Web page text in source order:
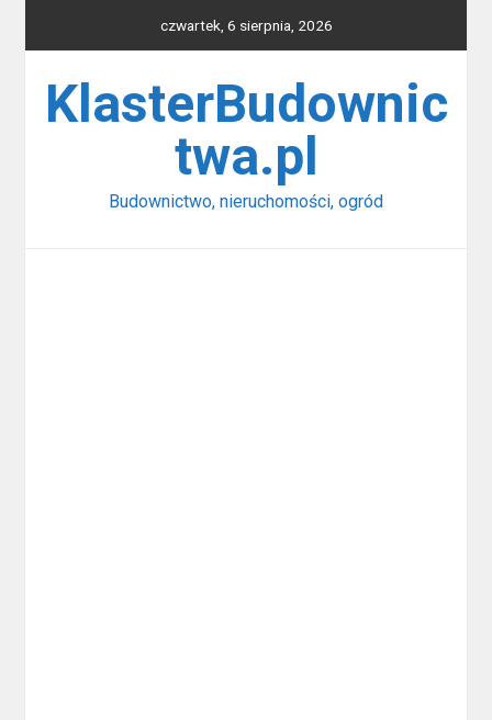
czwartek, 6 sierpnia, 2026
KlasterBudownic
twa.pl
Budownictwo, nieruchomości, ogród